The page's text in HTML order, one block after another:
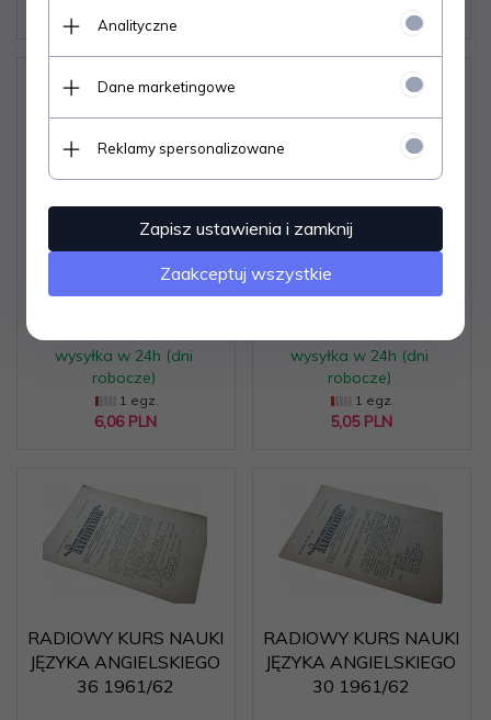
ELEMENTS OF BRITISH
AND AMERICAN
ENGLISH 1979
wysyłka w 24h (dni
robocze)
1 egz.
6,06 PLN
RADIOWY KURS NAUKI
JĘZYKA ANGIELSKIEGO
12 III ROK
wysyłka w 24h (dni
robocze)
1 egz.
5,05 PLN
RADIOWY KURS NAUKI
JĘZYKA ANGIELSKIEGO
36 1961/62
RADIOWY KURS NAUKI
JĘZYKA ANGIELSKIEGO
30 1961/62
Analityczne
Dane marketingowe
Reklamy spersonalizowane
Zapisz ustawienia i zamknij
Zaakceptuj wszystkie